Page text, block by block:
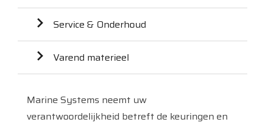
Marine Systems neemt uw
verantwoordelijkheid betreft de keuringen en
Service & Onderhoud
Varend materieel